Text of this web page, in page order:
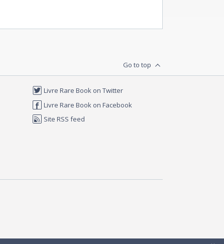
Go to top
Livre Rare Book on Twitter
Livre Rare Book on Facebook
Site RSS feed